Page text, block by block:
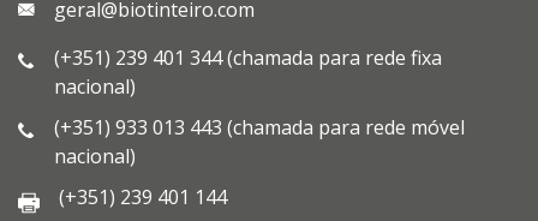
geral@biotinteiro.com
(+351) 239 401 344 (chamada para rede fixa
nacional)
(+351) 933 013 443 (chamada para rede móvel
nacional)
(+351) 239 401 144